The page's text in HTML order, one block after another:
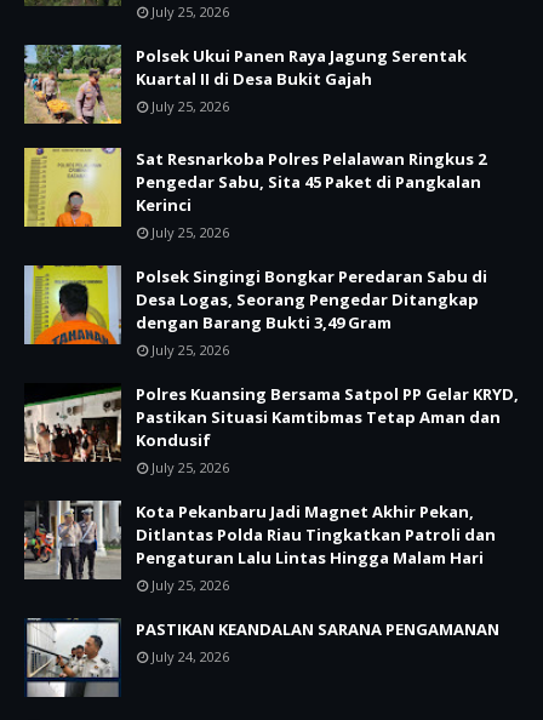
July 25, 2026
Polsek Ukui Panen Raya Jagung Serentak
Kuartal II di Desa Bukit Gajah
July 25, 2026
Sat Resnarkoba Polres Pelalawan Ringkus 2
Pengedar Sabu, Sita 45 Paket di Pangkalan
Kerinci
July 25, 2026
Polsek Singingi Bongkar Peredaran Sabu di
Desa Logas, Seorang Pengedar Ditangkap
dengan Barang Bukti 3,49 Gram
July 25, 2026
Polres Kuansing Bersama Satpol PP Gelar KRYD,
Pastikan Situasi Kamtibmas Tetap Aman dan
Kondusif
July 25, 2026
Kota Pekanbaru Jadi Magnet Akhir Pekan,
Ditlantas Polda Riau Tingkatkan Patroli dan
Pengaturan Lalu Lintas Hingga Malam Hari
July 25, 2026
PASTIKAN KEANDALAN SARANA PENGAMANAN
July 24, 2026